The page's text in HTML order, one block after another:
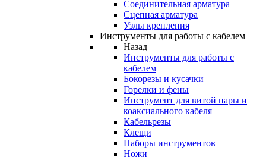
Соединительная арматура
Сцепная арматура
Узлы крепления
Инструменты для работы с кабелем
Назад
Инструменты для работы с
кабелем
Бокорезы и кусачки
Горелки и фены
Инструмент для витой пары и
коаксиального кабеля
Кабельрезы
Клещи
Наборы инструментов
Ножи